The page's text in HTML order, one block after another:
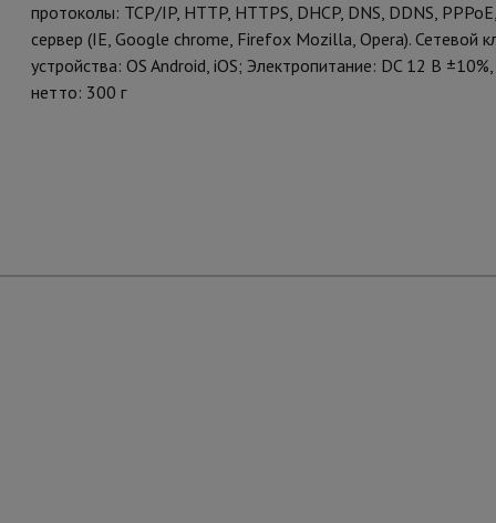
протоколы: TCP/IP, HTTP, HTTPS, DHCP, DNS, DDNS,
сервер (IE, Google chrome, Firefox Mozilla, Opera). Сетевой
устройства: ОS Android, iОS; Электропитание: DC 12 В
нетто: 300 г